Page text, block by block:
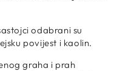
odabrani su
povijest i kaolin.
graha i prah